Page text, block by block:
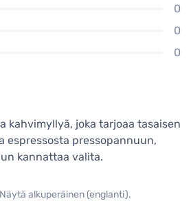
0
0
0
kahvimyllyä, joka tarjoaa tasaisen
espressosta pressopannuun,
kannattaa valita.
alkuperäinen (englanti).